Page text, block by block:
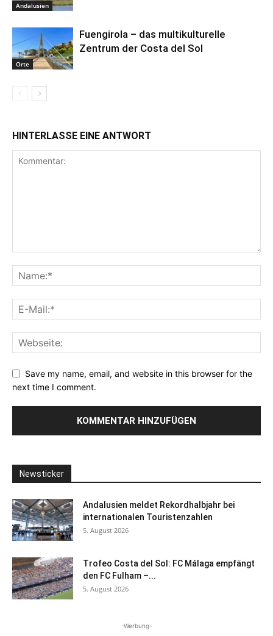
Andalusien
Orte
Fuengirola – das multikulturelle
Zentrum der Costa del Sol
HINTERLASSE EINE ANTWORT
Save my name, email, and website in this browser for the
next time I comment.
Newsticker
Andalusien meldet Rekordhalbjahr bei
internationalen Touristenzahlen
5. August 2026
Trofeo Costa del Sol: FC Málaga empfängt
den FC Fulham –...
5. August 2026
-Werbung-